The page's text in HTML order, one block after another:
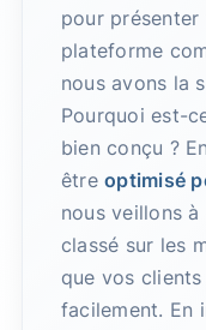
pour
plateforme
nous avons la
Pourquoi est-
bien conçu ?
êtreoptimisé
nous veillons
classé sur les
que vos
facilement. En